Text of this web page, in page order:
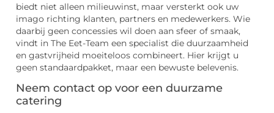
biedt niet alleen milieuwinst, maar versterkt ook uw
imago richting klanten, partners en medewerkers. Wie
daarbij geen concessies wil doen aan sfeer of smaak,
vindt in The Eet-Team een specialist die duurzaamheid
en gastvrijheid moeiteloos combineert. Hier krijgt u
geen standaardpakket, maar een bewuste belevenis.
Neem contact op voor een duurzame
catering